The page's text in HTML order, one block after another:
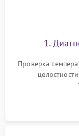
1.
Проверка
сопротивления
считывание